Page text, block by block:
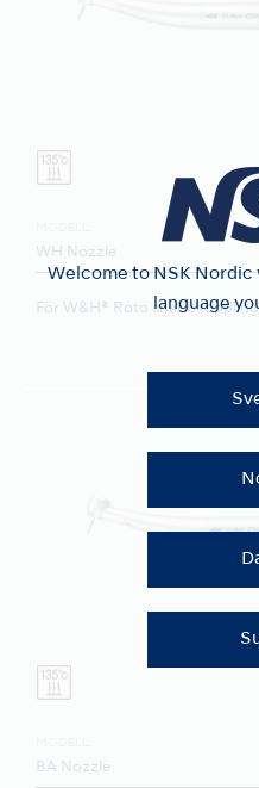
Welcome to NSK Nordic
language
WH Nozzle
För W&H® Roto snabbkoppling
BA Nozzle